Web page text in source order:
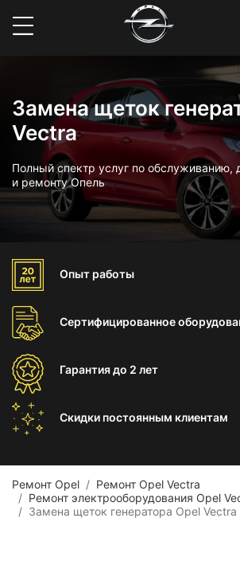
Замена щеток
Vectra
Полный спектр услуг по обслуживанию,
и ремонту Опель
Опыт работы
Сертифицированное
Гарантиядо 2 лет
Скидки постоянным клиентам
Ремонт Opel
Ремонт Opel Vectra
Ремонт электрооборудования Opel
Замена щеток генератора Opel Vectra